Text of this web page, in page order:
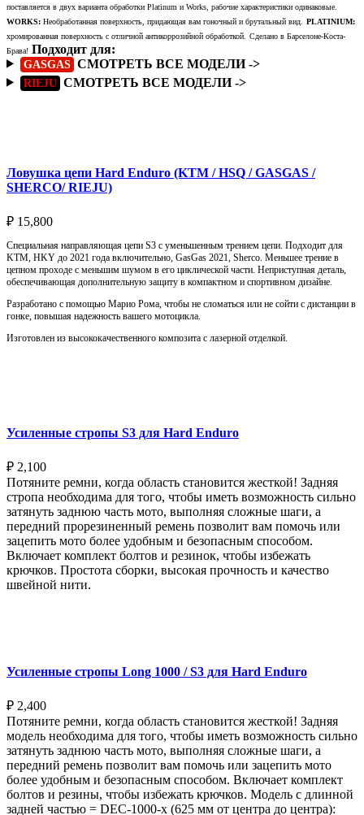
поставляется в двух варианта обработки Platinum и Works, рабочие характеристики одинаковые.
WORKS: Необработанная поверхность, придающая вам гоночный и брутальный вид.
PLATINIUM:
хромированная поверхность с отличной антикоррозийной обработкой.
Сделано в Барселоне-Коста-
Брава! Подходит для:
GASGAS СМОТРЕТЬ ВСЕ МОДЕЛИ ->
RIEJU СМОТРЕТЬ ВСЕ МОДЕЛИ ->
Ловушка цепи Hard Enduro (KTM / HSQ / GASGAS /
SHERCO/ RIEJU)
₽ 15,800
Специальная направляющая цепи S3 с уменьшенным трением цепи. Подходит для
KTM, HKY до 2021 года включительно, GasGas 2021, Sherco. Меньшее трение в
цепном проходе с меньшим шумом в его циклической части. Неприступная деталь,
обеспечивающая дополнительную защиту в компактном и спортивном дизайне.
Разработано с помощью Марио Рома, чтобы не сломаться или не сойти с дистанции в
гонке, повышая надежность вашего мотоцикла.
Изготовлен из высококачественного композита с лазерной отделкой.
Усиленные стропы S3 для Hard Enduro
₽ 2,100
Потяните ремни, когда область становится жесткой! Задняя
стропа необходима для того, чтобы иметь возможность сильно
затянуть заднюю часть мото, выполняя сложные шаги, а
передний прорезиненный ремень позволит вам помочь или
зацепить мото более удобным и безопасным способом.
Включает комплект болтов и резинок, чтобы избежать
крючков. Простота сборки, высокая прочность и качество
швейной нити.
Усиленные стропы Long 1000 / S3 для Hard Enduro
₽ 2,400
Потяните ремни, когда область становится жесткой! Задняя
модель необходима для того, чтобы иметь возможность сильно
затянуть заднюю часть мото, выполняя сложные шаги, а
передний ремень позволит вам помочь или зацепить мото
более удобным и безопасным способом. Включает комплект
болтов и резины, чтобы избежать крючков. Модель с длинной
задней частью = DEC-1000-x (625 мм от центра до центра):